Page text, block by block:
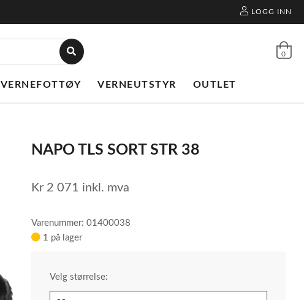
LOGG INN
0
VERNEFOTTØY VERNEUTSTYR OUTLET
NAPO TLS SORT STR 38
Kr 2 071 inkl. mva
Varenummer: 01400038
1 på lager
Velg størrelse: